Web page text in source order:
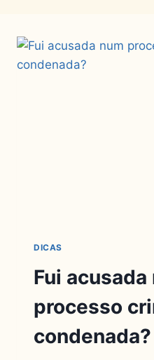
DICAS
Fui acusada
processo
condenada?